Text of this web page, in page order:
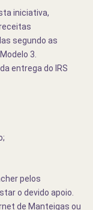
iniciativa,
segundo as
3.
entrega do IRS
pelos
o devido apoio.
de Manteigas ou